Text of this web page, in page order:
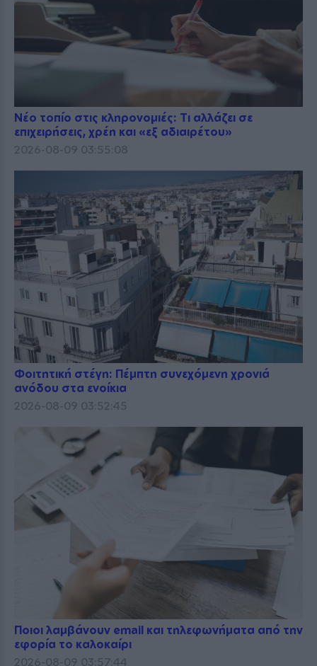
Νέο τοπίο στις κληρονομιές: Τι αλλάζει σε
επιχειρήσεις, χρέη και «εξ αδιαιρέτου»
2026-08-09 03:55:08
Φοιτητική στέγη: Πέμπτη συνεχόμενη χρονιά
ανόδου στα ενοίκια
2026-08-09 03:52:45
Ποιοι λαμβάνουν email και τηλεφωνήματα από την
εφορία το καλοκαίρι
2026-08-09 03:57:44